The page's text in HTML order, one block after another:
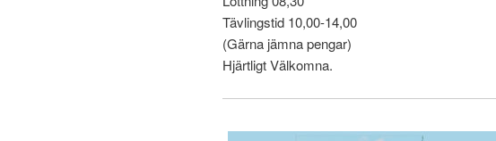
Tävlingstid 10,00-14,00
(Gärna jämna pengar)
Hjärtligt Välkomna.